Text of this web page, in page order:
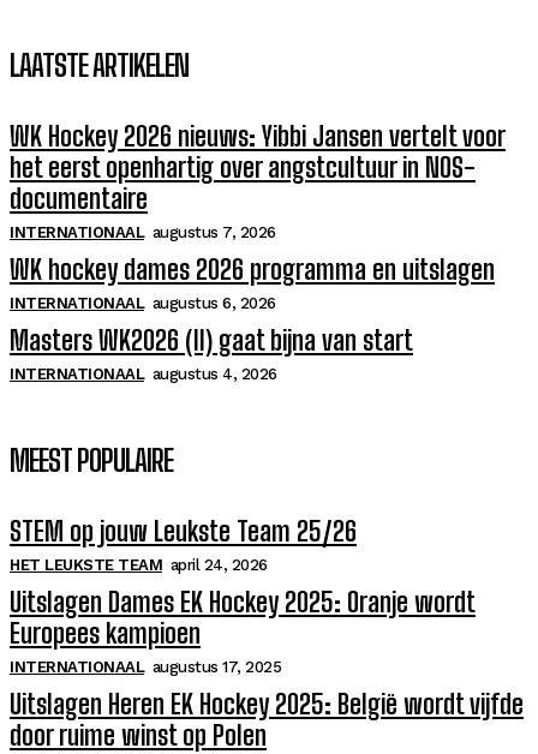
LAATSTE ARTIKELEN
WK Hockey 2026 nieuws: Yibbi Jansen vertelt voor
het eerst openhartig over angstcultuur in NOS-
documentaire
INTERNATIONAAL augustus 7, 2026
WK hockey dames 2026 programma en uitslagen
INTERNATIONAAL augustus 6, 2026
Masters WK2026 (II) gaat bijna van start
INTERNATIONAAL augustus 4, 2026
MEEST POPULAIRE
STEM op jouw Leukste Team 25/26
HET LEUKSTE TEAM april 24, 2026
Uitslagen Dames EK Hockey 2025: Oranje wordt
Europees kampioen
INTERNATIONAAL augustus 17, 2025
Uitslagen Heren EK Hockey 2025: België wordt vijfde
door ruime winst op Polen